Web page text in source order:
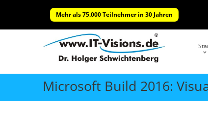
Mehr als 75.000 Teilnehmer in 30 Jahren
Microsoft Build 2016: